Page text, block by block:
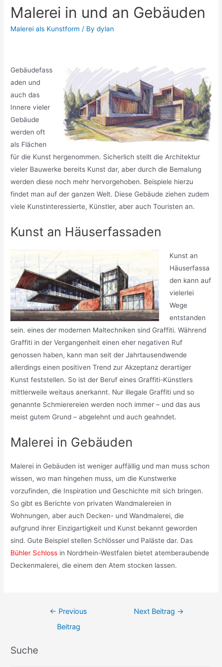
Malerei in und an Gebäuden
Malerei als Kunstform / Bydylan
Gebäudefass
aden und
auch das
Innere vieler
Gebäude
werden oft
als Flächen
für die Kunst hergenommen. Sicherlich stellt die Architektur
vieler Bauwerke bereits Kunst dar, aber durch die Bemalung
werden diese noch mehr hervorgehoben. Beispiele hierzu
findet man auf der ganzen Welt. Diese Gebäude ziehen zudem
viele Kunstinteressierte, Künstler, aber auch Touristen an.
Kunst an Häuserfassaden
Kunst an
Häuserfassa
den kann auf
vielerlei
Wege
entstanden
sein. eines der modernen Maltechniken sind Graffiti. Während
Graffiti in der Vergangenheit einen eher negativen Ruf
genossen haben, kann man seit der Jahrtausendwende
allerdings einen positiven Trend zur Akzeptanz derartiger
Kunst feststellen. So ist der Beruf eines Graffiti-Künstlers
mittlerweile weitaus anerkannt. Nur illegale Graffiti und so
genannte Schmierereien werden noch immer – und das aus
meist gutem Grund – abgelehnt und auch geahndet.
Malerei in Gebäuden
Malerei in Gebäuden ist weniger auffällig und man muss schon
wissen, wo man hingehen muss, um die Kunstwerke
vorzufinden, die Inspiration und Geschichte mit sich bringen.
So gibt es Berichte von privaten Wandmalereien in
Wohnungen, aber auch Decken- und Wandmalerei, die
aufgrund ihrer Einzigartigkeit und Kunst bekannt geworden
sind. Gute Beispiel stellen Schlösser und Paläste dar. Das
Bühler Schloss in Nordrhein-Westfalen bietet atemberaubende
Deckenmalerei, die einem den Atem stocken lassen.
Beitragsnavigation
← Previous
Beitrag
Next Beitrag →
Suche